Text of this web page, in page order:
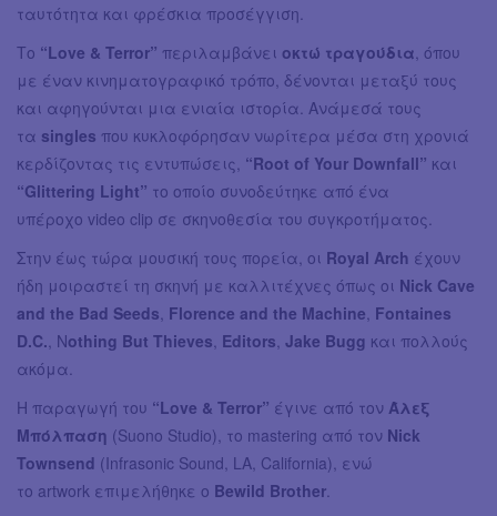
ταυτότητα και φρέσκια προσέγγιση.
Το “Love & Terror” περιλαμβάνει οκτώ τραγούδια , όπου
με έναν κινηματογραφικό τρόπο, δένονται μεταξύ τους
και αφηγούνται μια ενιαία ιστορία. Ανάμεσά τους
τα singles που κυκλοφόρησαν νωρίτερα μέσα στη χρονιά
κερδίζοντας τις εντυπώσεις, “Root of Your Downfall” και
“Glittering Light” το οποίο συνοδεύτηκε από ένα
υπέροχο video clip σε σκηνοθεσία του συγκροτήματος.
Στην έως τώρα μουσική τους πορεία, οι Royal Arch έχουν
ήδη μοιραστεί τη σκηνή με καλλιτέχνες όπως οι Nick Cave
and the Bad Seeds Florence and the Machine Fontaines
D.C. , Nothing But Thieves Editors Jake Bugg και πολλούς
ακόμα.
Η παραγωγή του “Love & Terror” έγινε από τον Άλεξ
Μπόλπαση (Suono Studio), το mastering από τον Nick
Townsend (Infrasonic Sound, LA, California), ενώ
το artwork επιμελήθηκε ο Bewild Brother